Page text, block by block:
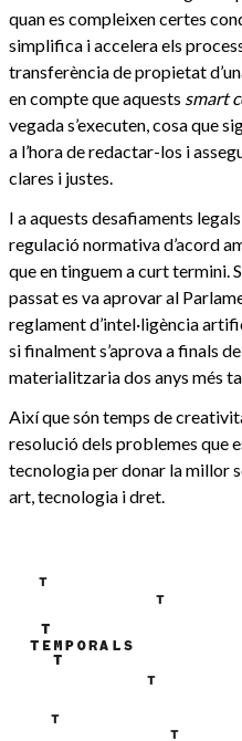
quan es compleixen certes
simplifica i accelera els
transferència de propietat
en compte que aquests smart
vegada s’executen, cosa que
a l’hora de redactar-los i
clares i justes.
I a aquests desafiaments
regulació normativa d’acord
que en tinguem a curt termini.
passat es va aprovar al
reglament d’intel·ligència
si finalment s’aprova a finals
materialitzaria dos anys més
Així que són temps de
resolució dels problemes que
tecnologia per donar la millor
art, tecnologia i dret.